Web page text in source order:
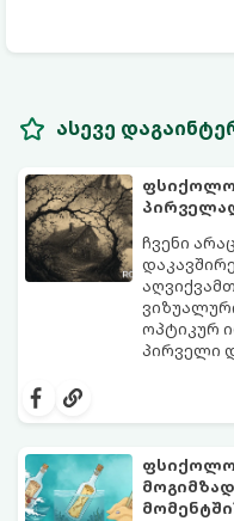
ასევე
ჩვენი
ოპტიკურ
პირველი